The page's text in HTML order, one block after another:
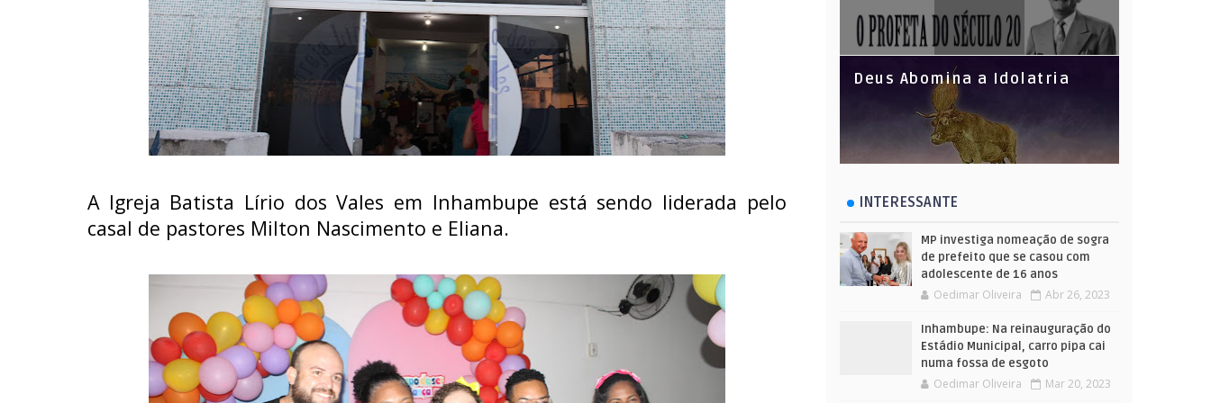
A Igreja Batista Lírio dos Vales em Inhambupe está sendo liderada pelo
casal de pastores Milton Nascimento e Eliana.
Deus Abomina a Idolatria
INTERESSANTE
MP investiga nomeação de sogra
de prefeito que se casou com
adolescente de 16 anos
Oedimar Oliveira Abr 26, 2023
Inhambupe: Na reinauguração do
Estádio Municipal, carro pipa cai
numa fossa de esgoto
Oedimar Oliveira Mar 20, 2023